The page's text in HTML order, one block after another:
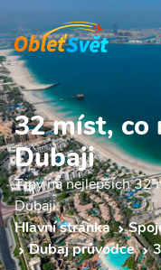
32 míst, co
Dubaji
Tipy na nejlepších 32
Dubaji.
Hlavní stránka
Dubaj průvodce